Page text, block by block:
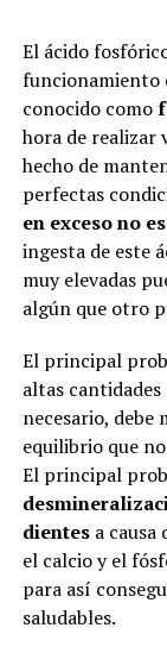
El ácido
funcionamiento
conocido como
hora de realizar
hecho de
perfectas
en exceso no
ingesta de este
muy elevadas
algún que otro
El principal
altas cantidades
necesario, debe
equilibrio que
El principal
dientesa causa
el calcio y el
para así
saludables.